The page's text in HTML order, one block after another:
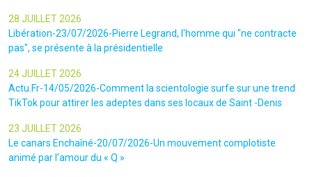
28 JUILLET 2026
Libération-23/07/2026-Pierre Legrand, l'homme qui "ne contracte
pas", se présente à la présidentielle
24 JUILLET 2026
Actu.Fr-14/05/2026-Comment la scientologie surfe sur une trend
TikTok pour attirer les adeptes dans ses locaux de Saint -Denis
23 JUILLET 2026
Le canars Enchaîné-20/07/2026-Un mouvement complotiste
animé par l’amour du « Q »